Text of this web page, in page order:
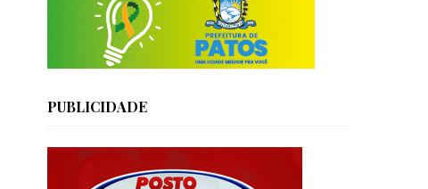
PUBLICIDADE